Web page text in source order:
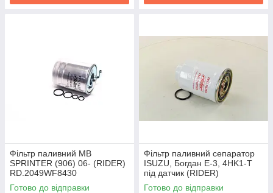
Фільтр паливний MB
SPRINTER (906) 06- (RIDER)
RD.2049WF8430
Готово до відправки
Фільтр паливний сепаратор
ISUZU, Богдан Е-3, 4HK1-Т
під датчик (RIDER)
8980374810RD
Готово до відправки